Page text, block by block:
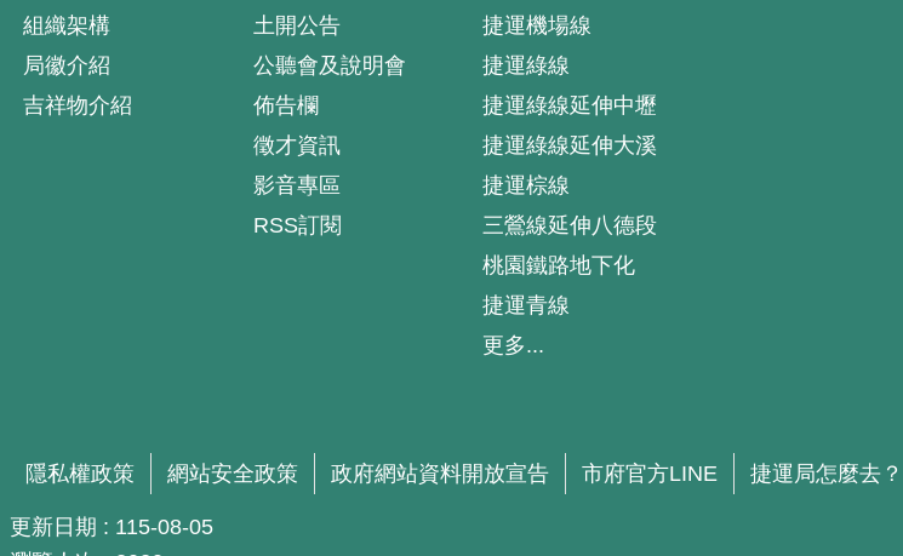
組織架構
局徽介紹
吉祥物介紹
土開公告
公聽會及說明會
佈告欄
徵才資訊
影音專區
RSS訂閱
捷運機場線
捷運綠線
捷運綠線延伸中壢
捷運綠線延伸大溪
捷運棕線
三鶯線延伸八德段
桃園鐵路地下化
捷運青線
更多...
隱私權政策 網站安全政策 政府網站資料開放宣告 市府官方LINE 捷運局怎麼去？
更新日期
115-08-05